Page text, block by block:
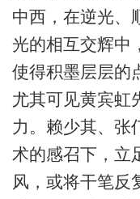
中西，在逆光、
光的相互交辉中
使得积墨层层的
尤其可见黄宾虹
力。赖少其、张
术的感召下，立
风，或将干笔反